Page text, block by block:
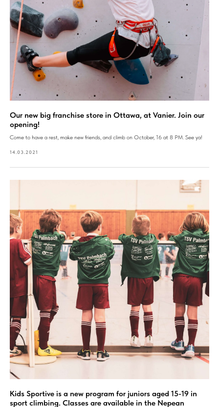
Our new big franchise store in Ottawa, at Vanier. Join our
opening!
Come to have a rest, make new friends, and climb on October, 16 at 8 PM. See ya!
14.03.2021
Kids Sportive is a new program for juniors aged 15-19 in
sport climbing. Classes are available in the Nepean